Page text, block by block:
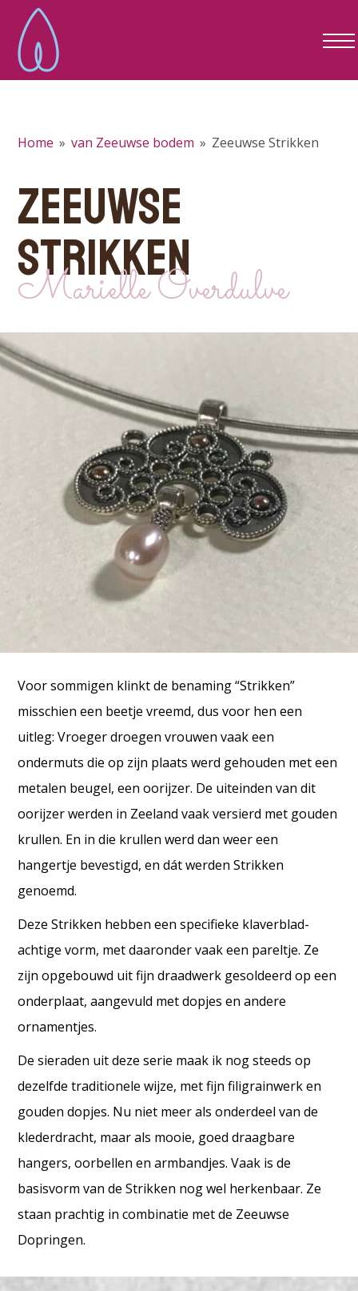
Home » van Zeeuwse bodem » Zeeuwse Strikken
ZEEUWSE
STRIKKEN
Marielle Overdulve
Voor sommigen klinkt de benaming “Strikken”
misschien een beetje vreemd, dus voor hen een
uitleg: Vroeger droegen vrouwen vaak een
ondermuts die op zijn plaats werd gehouden met een
metalen beugel, een oorijzer. De uiteinden van dit
oorijzer werden in Zeeland vaak versierd met gouden
krullen. En in die krullen werd dan weer een
hangertje bevestigd, en dát werden Strikken
genoemd.
Deze Strikken hebben een specifieke klaverblad-
achtige vorm, met daaronder vaak een pareltje. Ze
zijn opgebouwd uit fijn draadwerk gesoldeerd op een
onderplaat, aangevuld met dopjes en andere
ornamentjes.
De sieraden uit deze serie maak ik nog steeds op
dezelfde traditionele wijze, met fijn filigrainwerk en
gouden dopjes. Nu niet meer als onderdeel van de
klederdracht, maar als mooie, goed draagbare
hangers, oorbellen en armbandjes. Vaak is de
basisvorm van de Strikken nog wel herkenbaar. Ze
staan prachtig in combinatie met de Zeeuwse
Dopringen.